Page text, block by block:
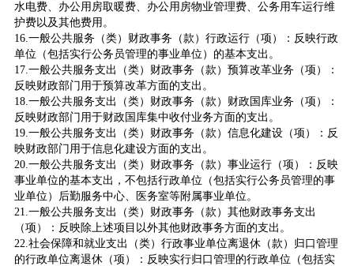
水电费、办公用房取暖费、办公用房物业管理费、公务用车运行维
护费以及其他费用。
16.一般公共服务（类）财政事务（款）行政运行（项）：反映行政
单位（包括实行公务员管理的事业单位）的基本支出。
17.一般公共服务支出（类）财政事务（款）预算改革业务（项）：
反映财政部门用于预算改革方面的支出。
18.一般公共服务支出（类）财政事务（款）财政国库业务（项）：
反映财政部门用于财政国库集中收付业务方面的支出。
19.一般公共服务支出（类）财政事务（款）信息化建设（项）：反
映财政部门用于信息化建设方面的支出。
20.一般公共服务支出（类）财政事务（款）事业运行（项）：反映
事业单位的基本支出，不包括行政单位（包括实行公务员管理的事
业单位）后勤服务中心、医务室等附属事业单位。
21.一般公共服务支出（类）财政事务（款）其他财政事务支出
（项）：反映除上述项目以外其他财政事务方面的支出。
22.社会保障和就业支出（类）行政事业单位离退休（款）归口管理
的行政单位离退休（项）：反映实行归口管理的行政单位（包括实